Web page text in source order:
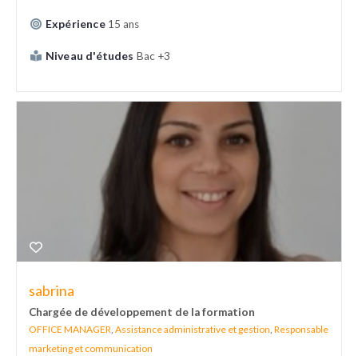
Expérience 15 ans
Niveau d'études Bac +3
sabrina
Chargée de développement de la formation
OFFICE MANAGER Assistance administrative et gestion Responsable
marketing et communication